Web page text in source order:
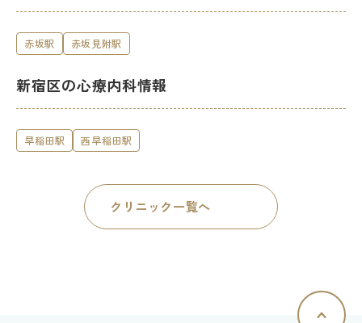
赤坂駅 赤坂見附駅
新宿区の心療内科情報
早稲田駅 西早稲田駅
クリニック一覧へ